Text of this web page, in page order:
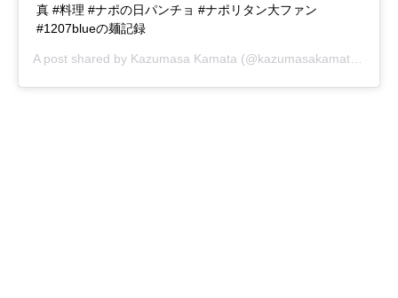
真 #料理 #ナポの日パンチョ #ナポリタン大ファン
#1207blueの麺記録
A post shared by Kazumasa Kamata (@kazumasakamata) on